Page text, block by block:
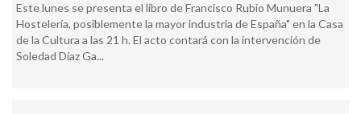
Este lunes se presenta el libro de Francisco Rubio Munuera "La
Hostelería, posiblemente la mayor industria de España" en la Casa
de la Cultura a las 21 h. El acto contará con la intervención de
Soledad Díaz Ga...